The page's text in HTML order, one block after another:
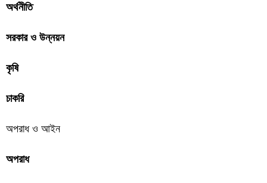
অর্থনীতি
সরকার ও উন্নয়ন
কৃষি
চাকরি
অপরাধ ও আইন
অপরাধ